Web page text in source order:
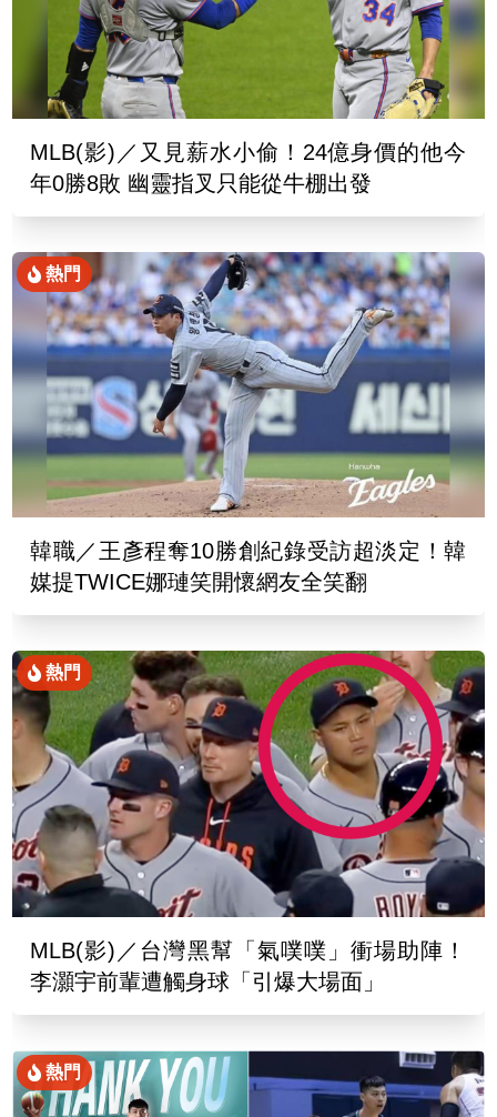
MLB(影)／又見薪水小偷！24億身價的他今
年0勝8敗 幽靈指叉只能從牛棚出發
熱門
韓職／王彥程奪10勝創紀錄受訪超淡定！韓
媒提TWICE娜璉笑開懷網友全笑翻
熱門
MLB(影)／台灣黑幫「氣噗噗」衝場助陣！
李灝宇前輩遭觸身球「引爆大場面」
熱門